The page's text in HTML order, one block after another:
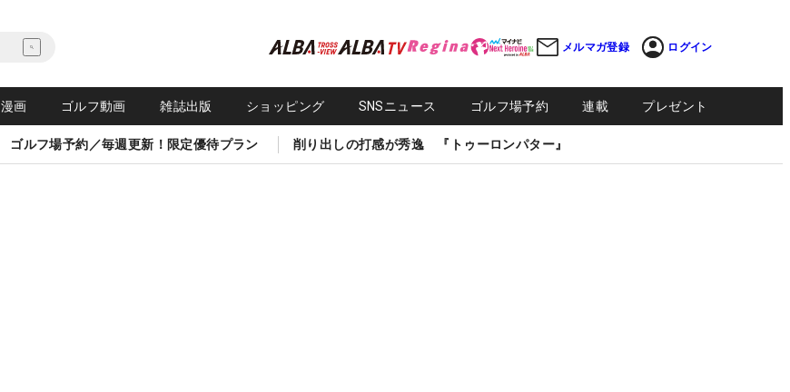
メルマガ登録 ログイン
漫画 ゴルフ動画 雑誌出版 ショッピング SNSニュース ゴルフ場予約 連載 プレゼント
ゴルフ場予約／毎週更新！限定優待プラン 削り出しの打感が秀逸 『トゥーロンパター』